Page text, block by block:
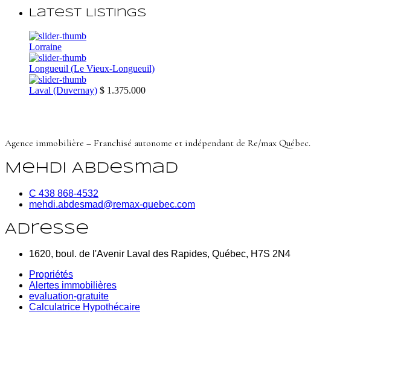
Latest Listings
Lorraine
Longueuil (Le Vieux-Longueuil)
Laval (Duvernay) $ 1.375.000
Agence immobilière – Franchisé autonome et indépendant de Re/max Québec.
Mehdi Abdesmad
C 438 868-4532
mehdi.abdesmad@remax-quebec.com
Adresse
1620, boul. de l'Avenir Laval des Rapides, Québec, H7S 2N4
Propriétés
Alertes immobilières
evaluation-gratuite
Calculatrice Hypothécaire